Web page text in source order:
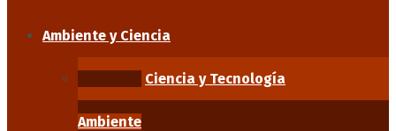
Ambiente y Ciencia
Ciencia y Tecnología
Ambiente